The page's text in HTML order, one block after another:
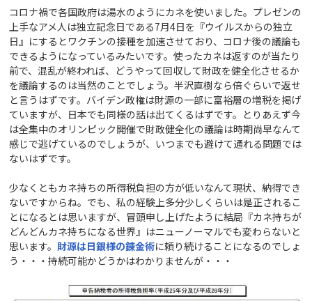
コロナ禍で各国政府は湯水のようにカネを使いました。プレゼンの
上手なアメ人は独立記念日である7月4日を『ウイルスからの独立
日』にするとワクチンの接種を加速させており、コロナ後の議論も
できるようになっているみたいです。使ったカネは返すのが当たり
前で、混乱が終われば、どうやって回収して財政を健全化させるか
を議論するのは当然のことでしょう。半沢直樹なら倍ぐらいで返せ
と言うはずです。バイデン政権は財源の一部に富裕層の増税を掲げ
ていますが、日本でも同様の話は出てくるはずです。とりあえず今
は全集中のオリンピック開催で財政健全化の議論は時期尚早なんて
感じで逃げているのでしょうが、いつまでも避けて通れる問題では
ないはずです。
少なくともカネ持ちの所得税負担の方が低いなんて現状、納得でき
ないですからね。でも、私の経験上多分少しくらいは是正されるこ
とになるとは思いますが、冒頭申し上げたように結局『カネ持ちが
どんどんカネ持ちになる世界』はニューノーマルでも変わらないと
思います。 財源は日銀様の錬金術に頼り続けることになるのでしょ
う・・・持続可能かどうかはわかりませんが・・・